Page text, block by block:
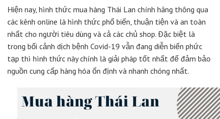
Hiện nay, hình thức mua hàng Thái Lan chính hãng thông qua
các kênh online là hình thức phổ biến, thuận tiện và an toàn
nhất cho người tiêu dùng và cả các chủ shop. Đặc biệt là
trong bối cảnh dịch bệnh Covid-19 vẫn đang diễn biến phức
tạp thì hình thức này chính là giải pháp tốt nhất để đảm bảo
nguồn cung cấp hàng hóa ổn định và nhanh chóng nhất.